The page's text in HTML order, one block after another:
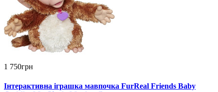
1 750грн
Інтерактивна іграшка мавпочка FurReal Friends Baby